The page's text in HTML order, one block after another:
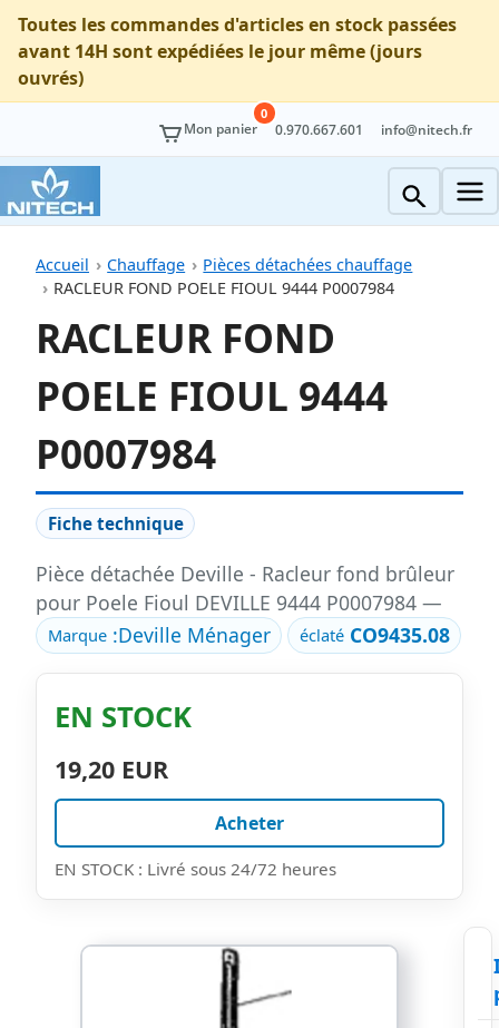
Toutes les commandes d'articles en stock passées
avant 14H sont expédiées le jour même (jours
ouvrés)
Mon panier
0
0.970.667.601 info@nitech.fr
Accueil Chauffage
Pièces détachées chauffage
RACLEUR FOND POELE FIOUL 9444 P0007984
RACLEUR FOND
POELE FIOUL 9444
P0007984
Fiche technique
Pièce détachée Deville - Racleur fond brûleur
pour Poele Fioul DEVILLE 9444 P0007984 —
Marque:Deville Ménager éclaté CO9435.08
EN STOCK
19,20 EUR
Acheter
EN STOCK : Livré sous 24/72 heures